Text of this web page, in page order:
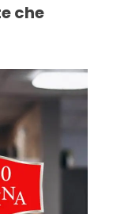
che